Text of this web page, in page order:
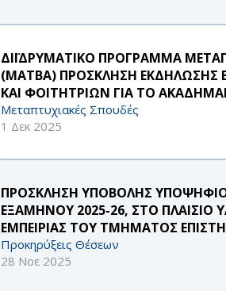
ΔΙΪΔΡΥΜΑΤΙΚΟ ΠΡΟΓΡΑΜΜΑ
(MATBA) ΠΡΟΣΚΛΗΣΗ
ΚΑΙ ΦΟΙΤΗΤΡΙΩΝ ΓΙΑ ΤΟ
Μεταπτυχιακές Σπουδές
1 Δεκ 2025
ΠΡΟΣΚΛΗΣΗ ΥΠΟΒΟΛΗΣ
ΕΞΑΜΗΝΟΥ 2025-26, ΣΤΟ
ΕΜΠΕΙΡΙΑΣ ΤΟΥ ΤΜΗΜΑΤΟΣ
Προκηρύξεις Θέσεων
28 Νοε 2025